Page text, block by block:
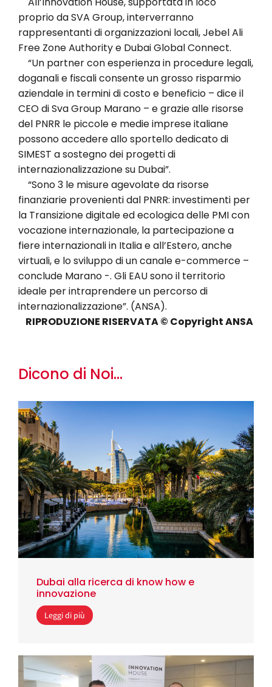
proprio da SVA Group, interverranno
rappresentanti di organizzazioni locali, Jebel Ali
Free Zone Authority e Dubai Global Connect.
“Un partner con esperienza in procedure legali,
doganali e fiscali consente un grosso risparmio
aziendale in termini di costo e beneficio – dice il
CEO di Sva Group Marano – e grazie alle risorse
del PNRR le piccole e medie imprese italiane
possono accedere allo sportello dedicato di
SIMEST a sostegno dei progetti di
internazionalizzazione su Dubai”.
“Sono 3 le misure agevolate da risorse
finanziarie provenienti dal PNRR: investimenti per
la Transizione digitale ed ecologica delle PMI con
vocazione internazionale, la partecipazione a
fiere internazionali in Italia e all’Estero, anche
virtuali, e lo sviluppo di un canale e-commerce –
conclude Marano -. Gli EAU sono il territorio
ideale per intraprendere un percorso di
internazionalizzazione”. (ANSA).
RIPRODUZIONE RISERVATA © Copyright ANSA
Dicono di Noi...
Dubai alla ricerca di know how e
innovazione
Leggi di più